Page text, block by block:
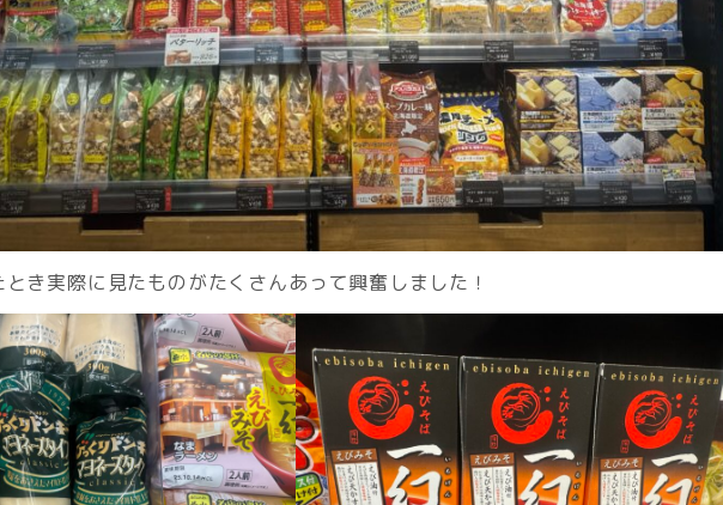
き実際に見たものがたくさんあって興奮しました！